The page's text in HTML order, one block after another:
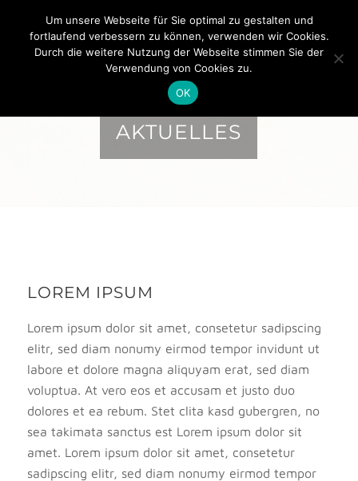
AKTUELLES
LOREM IPSUM
Lorem ipsum dolor sit amet, consetetur sadipscing
elitr, sed diam nonumy eirmod tempor invidunt ut
labore et dolore magna aliquyam erat, sed diam
voluptua. At vero eos et accusam et justo duo
dolores et ea rebum. Stet clita kasd gubergren, no
sea takimata sanctus est Lorem ipsum dolor sit
amet. Lorem ipsum dolor sit amet, consetetur
sadipscing elitr, sed diam nonumy eirmod tempor
Um unsere Webseite für Sie optimal zu gestalten und
fortlaufend verbessern zu können, verwenden wir Cookies.
Durch die weitere Nutzung der Webseite stimmen Sie der
Verwendung von Cookies zu.
OK